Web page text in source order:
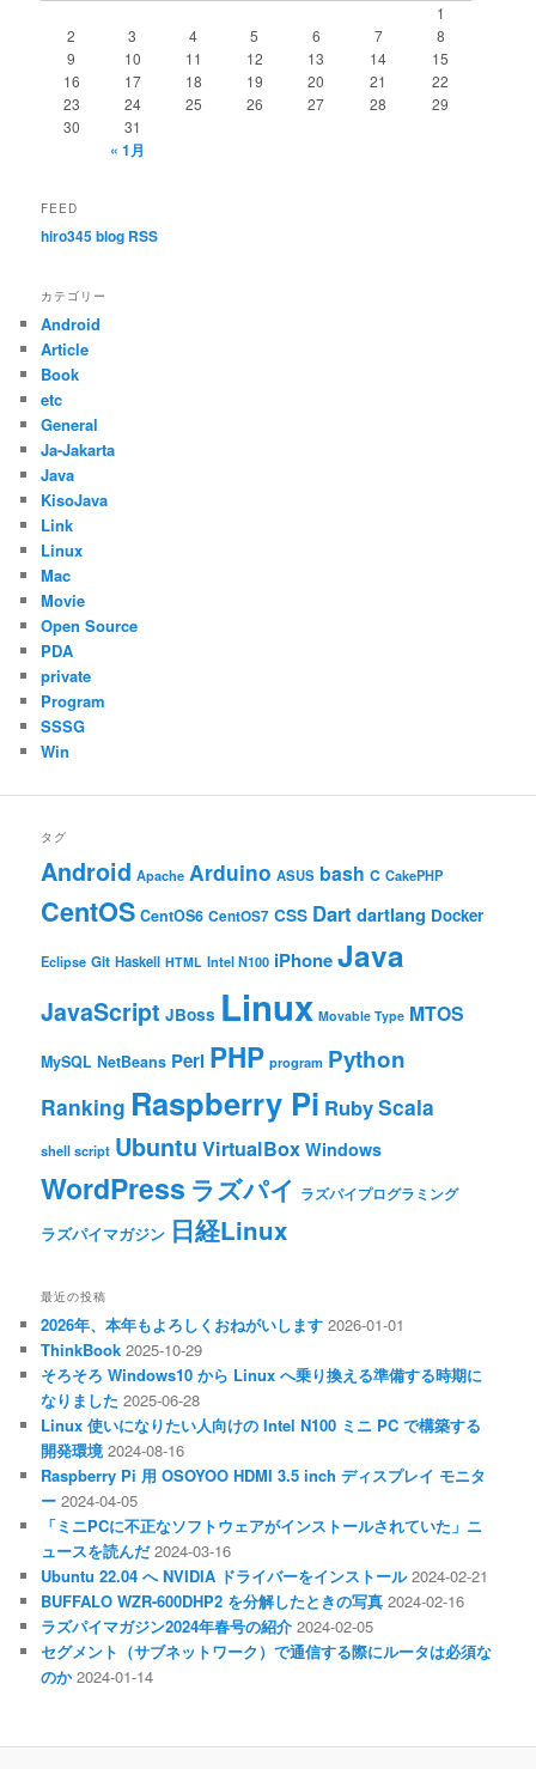
1
2
3 4 5 6 7
8
9
10 11 12 13 14
15
16
17 18 19 20 21
22
23
24 25 26 27 28
29
30
31
« 1月
FEED
hiro345 blog RSS
カテゴリー
Android
Article
Book
etc
General
Ja-Jakarta
Java
KisoJava
Link
Linux
Mac
Movie
Open Source
PDA
private
Program
SSSG
Win
タグ
Android Apache Arduino ASUS bash C CakePHP
CentOS CentOS6 CentOS7 CSS Dart dartlang Docker
Eclipse Git Haskell HTML Intel N100 iPhoneJava
JavaScript JBoss Linux Movable Type MTOS
MySQL NetBeans Perl PHP program Python
Ranking Raspberry Pi RubyScala
shell script Ubuntu VirtualBox Windows
WordPress ラズパイ ラズパイプログラミング
ラズパイマガジン 日経Linux
最近の投稿
2026年、本年もよろしくおねがいします 2026-01-01
ThinkBook 2025-10-29
そろそろ Windows10 から Linux へ乗り換える準備する時期に
なりました 2025-06-28
Linux 使いになりたい人向けの Intel N100 ミニ PC で構築する
開発環境 2024-08-16
Raspberry Pi 用 OSOYOO HDMI 3.5 inch ディスプレイ モニタ
ー 2024-04-05
「ミニPCに不正なソフトウェアがインストールされていた」ニ
ュースを読んだ 2024-03-16
Ubuntu 22.04 へ NVIDIA ドライバーをインストール 2024-02-21
BUFFALO WZR-600DHP2 を分解したときの写真 2024-02-16
ラズパイマガジン2024年春号の紹介 2024-02-05
セグメント（サブネットワーク）で通信する際にルータは必須な
のか 2024-01-14